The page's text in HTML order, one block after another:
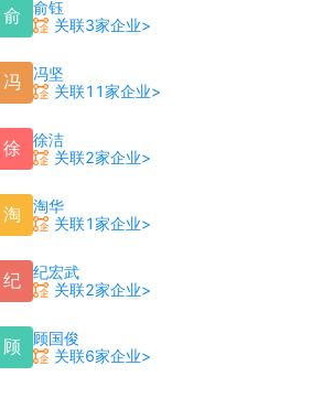
俞
俞钰
关联3家企业>
冯
冯坚
关联11家企业>
徐
徐洁
关联2家企业>
淘
淘华
关联1家企业>
纪
纪宏武
关联2家企业>
顾
顾国俊
关联6家企业>